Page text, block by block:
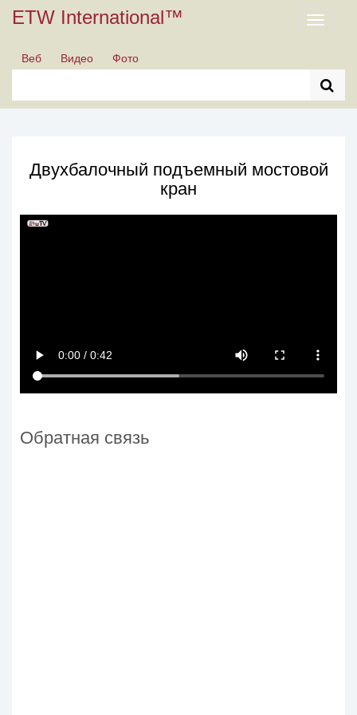
ETW International™
Toggle
Веб
Видео Фото
Двухбалочный подъемный мостовой
кран
Обратная связь